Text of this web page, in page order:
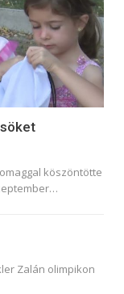
köszöntötte
…
Zalán olimpikon